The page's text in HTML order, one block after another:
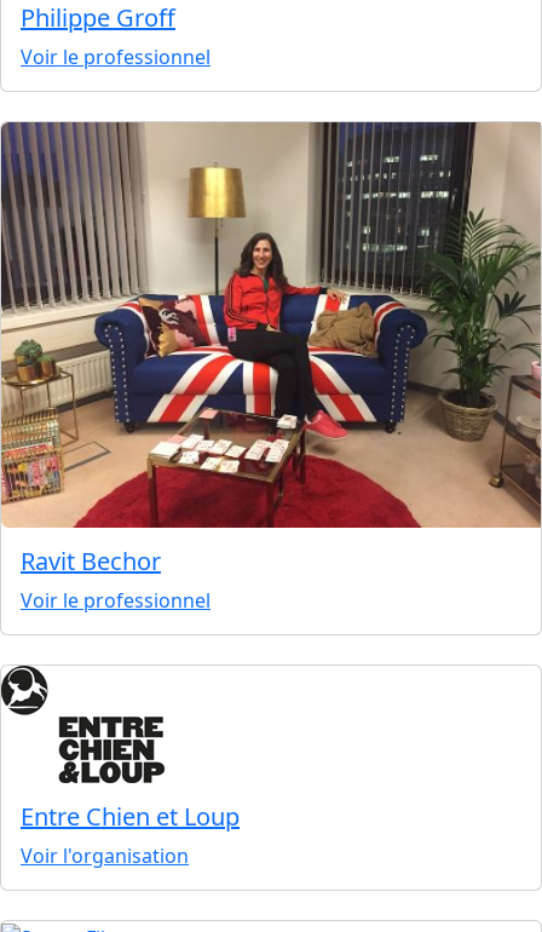
Philippe Groff
Voir le professionnel
Ravit Bechor
Voir le professionnel
Entre Chien et Loup
Voir l'organisation